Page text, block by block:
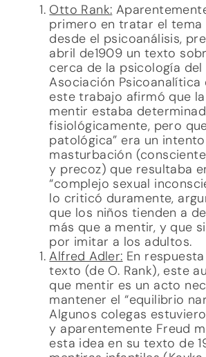
Otto Rank:
primero en tratar el tema
desde el psicoanálisis,
abril de1909 un texto
cerca de la psicología del
Asociación Psicoanalítica
este trabajo afirmó que
mentir estaba
fisiológicamente, pero
patológica” era un
masturbación
y precoz) que resultaba
“complejo sexual
lo criticó duramente,
que los niños tienden a
más que a mentir, y que
por imitar a los adultos.
Alfred Adler: En
texto (de O. Rank), este
que mentir es un acto
mantener el “equilibrio
Algunos colegas
y aparentemente Freud
esta idea en su texto de